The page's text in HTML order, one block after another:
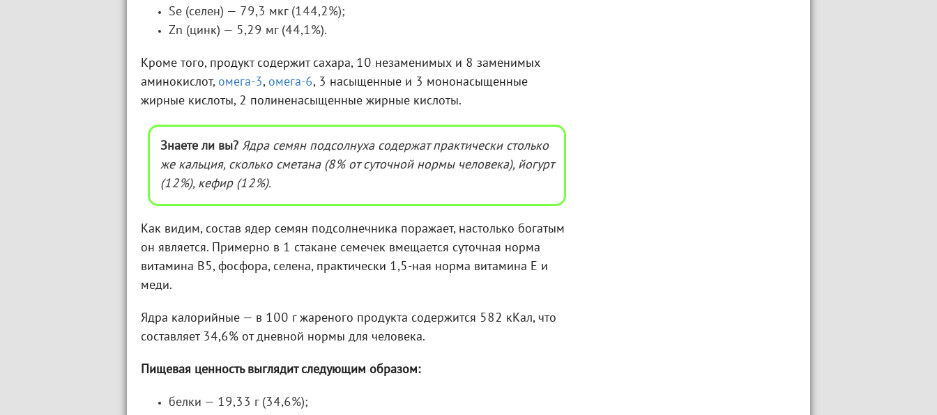
Se (селен) — 79,3 мкг (144,2%);
Zn (цинк) — 5,29 мг (44,1%).
Кроме того, продукт содержит сахара, 10 незаменимых и 8 заменимых
аминокислот, омега-3, омега-6, 3 насыщенные и 3 мононасыщенные
жирные кислоты, 2 полиненасыщенные жирные кислоты.
Знаете ли вы? Ядра семян подсолнуха содержат практически столько
же кальция, сколько сметана (8% от суточной нормы человека), йогурт
(12%), кефир (12%).
Как видим, состав ядер семян подсолнечника поражает, настолько богатым
он является. Примерно в 1 стакане семечек вмещается суточная норма
витамина В5, фосфора, селена, практически 1,5-ная норма витамина Е и
меди.
Ядра калорийные — в 100 г жареного продукта содержится 582 кКал, что
составляет 34,6% от дневной нормы для человека.
Пищевая ценность выглядит следующим образом:
белки — 19,33 г (34,6%);